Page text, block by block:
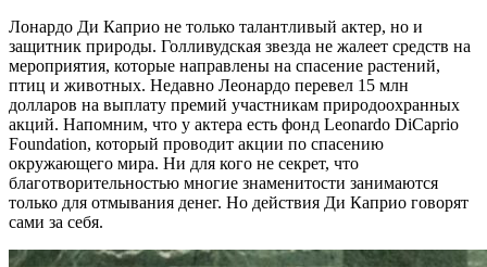
Лонардо Ди Каприо не только талантливый актер, но и
защитник природы. Голливудская звезда не жалеет средств на
мероприятия, которые направлены на спасение растений,
птиц и животных. Недавно Леонардо перевел 15 млн
долларов на выплату премий участникам природоохранных
акций. Напомним, что у актера есть фонд Leonardo DiCaprio
Foundation, который проводит акции по спасению
окружающего мира. Ни для кого не секрет, что
благотворительностью многие знаменитости занимаются
только для отмывания денег. Но действия Ди Каприо говорят
сами за себя.